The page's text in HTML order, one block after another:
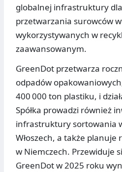
globalnej infrastruktury
przetwarzania surowców
wykorzystywanych w
zaawansowanym.
GreenDot przetwarza
odpadów
400 000 ton plastiku, i
Spółka prowadzi również
infrastruktury sortowania
Włoszech, a także planuje
w Niemczech. Przewiduje
GreenDot w 2025 roku